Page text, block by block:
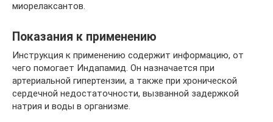
миорелаксантов.
Показания к применению
Инструкция к применению содержит информацию, от
чего помогает Индапамид. Он назначается при
артериальной гипертензии, а также при хронической
сердечной недостаточности, вызванной задержкой
натрия и воды в организме.